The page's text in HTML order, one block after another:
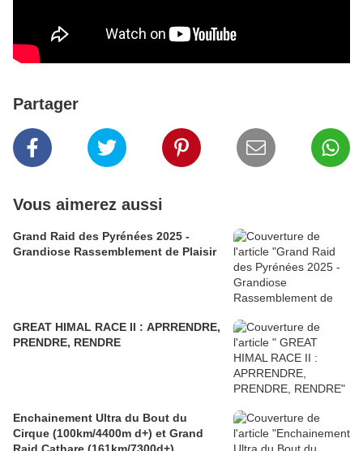
Partager
Vous aimerez aussi
Grand Raid des Pyrénées 2025 -
Grandiose Rassemblement de Plaisir
GREAT HIMAL RACE II : APRRENDRE,
PRENDRE, RENDRE
Enchainement Ultra du Bout du
Cirque (100km/4400m d+) et Grand